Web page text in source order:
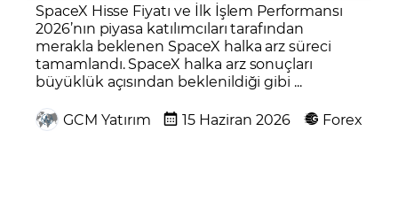
SpaceX Hisse Fiyatı ve İlk İşlem Performansı
2026’nın piyasa katılımcıları tarafından
merakla beklenen SpaceX halka arz süreci
tamamlandı. SpaceX halka arz sonuçları
büyüklük açısından beklenildiği gibi ...
GCM Yatırım 15 Haziran 2026 Forex